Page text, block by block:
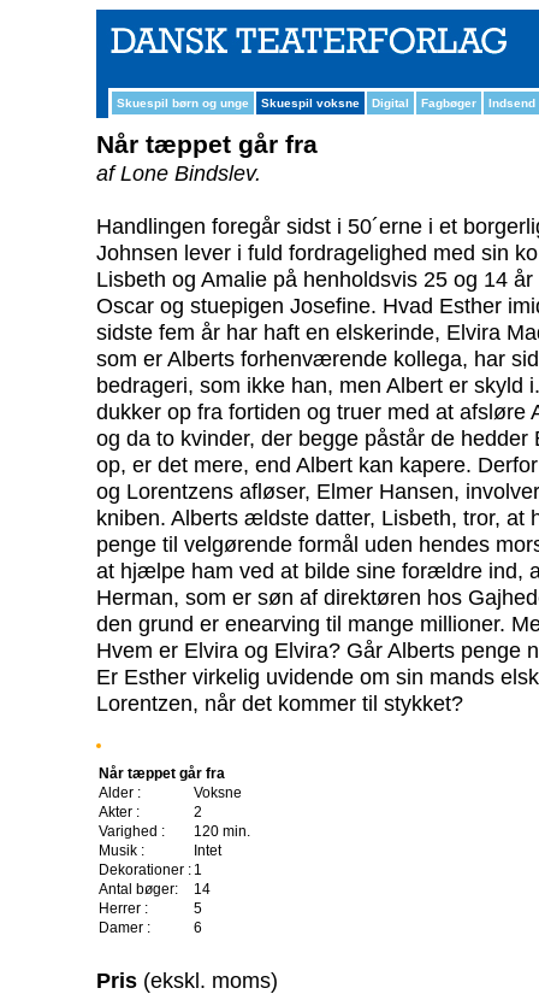
Skuespil børn og unge Skuespil voksne Digital Fagbøger Indsend
Når tæppet går fra
af Lone Bindslev.
Handlingen foregår sidst i 50´erne i et
Johnsen lever i fuld fordragelighed med sin
Lisbeth og Amalie på henholdsvis 25 og 14
Oscar og stuepigen Josefine. Hvad Esther
sidste fem år har haft en elskerinde, Elvira
som er Alberts forhenværende kollega, har
bedrageri, som ikke han, men Albert er skyld
dukker op fra fortiden og truer med at afsløre
og da to kvinder, der begge påstår de
op, er det mere, end Albert kan kapere.
og Lorentzens afløser, Elmer Hansen,
kniben. Alberts ældste datter, Lisbeth, tror, at
penge til velgørende formål uden hendes
at hjælpe ham ved at bilde sine forældre ind,
Herman, som er søn af direktøren hos
den grund er enearving til mange millioner.
Hvem er Elvira og Elvira? Går Alberts penge
Er Esther virkelig uvidende om sin mands
Lorentzen, når det kommer til stykket?
Når tæppet går fra
Alder :
Voksne
Akter :
2
Varighed :
120 min.
Musik :
Intet
Dekorationer : 1
Antal bøger:
14
Herrer :
5
Damer :
6
Pris (ekskl. moms)